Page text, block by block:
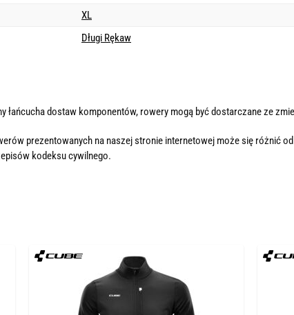
XL
Długi Rękaw
łańcucha dostaw komponentów, rowery mogą być dostarczane ze
prezentowanych na naszej stronie internetowej może się różnić
kodeksu cywilnego.